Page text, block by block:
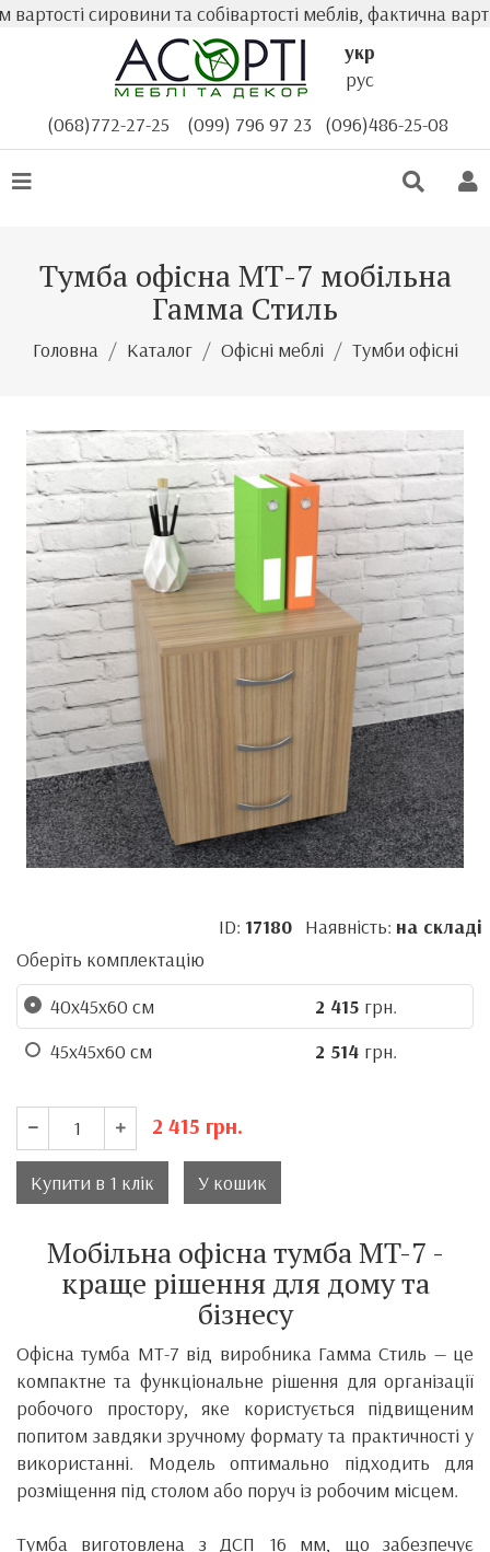
сировини та собівартості меблів, фактична
укр
рус
(068)772-27-25
(099) 796 97 23 (096)486-25-08
Тумба офісна МТ-7 мобільна
Гамма Стиль
Головна Каталог Офісні меблі Тумби офісні
ID: 17180Наявність: на складі
Оберіть комплектацію
40x45x60 см
2 415 грн.
45x45x60 см
2 514 грн.
2 415 грн.
Купити в 1 клік У кошик
Мобільна офісна тумба MT-7 -
краще рішення для дому та
бізнесу
Офісна тумба МТ-7 від виробника Гамма Стиль — це
компактне та функціональне рішення для організації
робочого простору, яке користується підвищеним
попитом завдяки зручному формату та практичності у
використанні. Модель оптимально підходить для
розміщення під столом або поруч із робочим місцем.
Тумба виготовлена з ДСП 16 мм, що забезпечує